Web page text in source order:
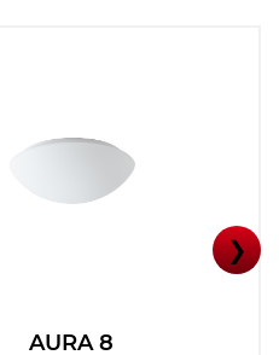
AURA 8
❯